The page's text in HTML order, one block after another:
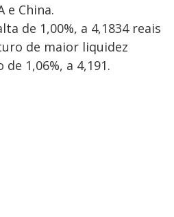
e China.
de 1,00%, a 4,1834 reais
de maior liquidez
1,06%, a 4,191.